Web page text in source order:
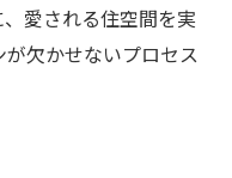
愛される住空間を実
欠かせないプロセス